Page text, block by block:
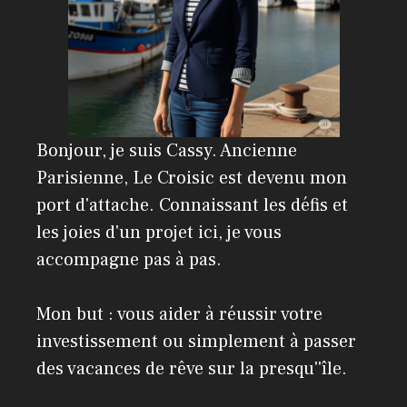
Bonjour, je suis Cassy. Ancienne
Parisienne, Le Croisic est devenu mon
port d'attache. Connaissant les défis et
les joies d'un projet ici, je vous
accompagne pas à pas.
Mon but : vous aider à réussir votre
investissement ou simplement à passer
des vacances de rêve sur la presqu''île.